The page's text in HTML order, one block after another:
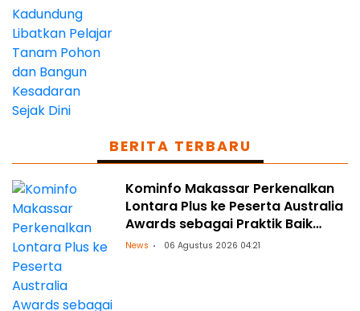
BERITA TERBARU
Kominfo Makassar Perkenalkan
Lontara Plus ke Peserta Australia
Awards sebagai Praktik Baik
Transformasi Digital
News 06 Agustus 2026 04:21